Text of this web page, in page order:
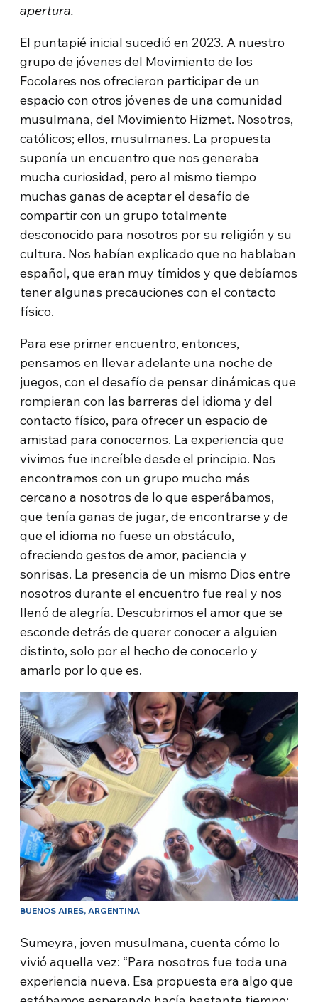
apertura.
El puntapié inicial sucedió en 2023. A nuestro
grupo de jóvenes del Movimiento de los
Focolares nos ofrecieron participar de un
espacio con otros jóvenes de una comunidad
musulmana, del Movimiento Hizmet. Nosotros,
católicos; ellos, musulmanes. La propuesta
suponía un encuentro que nos generaba
mucha curiosidad, pero al mismo tiempo
muchas ganas de aceptar el desafío de
compartir con un grupo totalmente
desconocido para nosotros por su religión y su
cultura. Nos habían explicado que no hablaban
español, que eran muy tímidos y que debíamos
tener algunas precauciones con el contacto
físico.
Para ese primer encuentro, entonces,
pensamos en llevar adelante una noche de
juegos, con el desafío de pensar dinámicas que
rompieran con las barreras del idioma y del
contacto físico, para ofrecer un espacio de
amistad para conocernos. La experiencia que
vivimos fue increíble desde el principio. Nos
encontramos con un grupo mucho más
cercano a nosotros de lo que esperábamos,
que tenía ganas de jugar, de encontrarse y de
que el idioma no fuese un obstáculo,
ofreciendo gestos de amor, paciencia y
sonrisas. La presencia de un mismo Dios entre
nosotros durante el encuentro fue real y nos
llenó de alegría. Descubrimos el amor que se
esconde detrás de querer conocer a alguien
distinto, solo por el hecho de conocerlo y
amarlo por lo que es.
BUENOS AIRES, ARGENTINA
Sumeyra, joven musulmana, cuenta cómo lo
vivió aquella vez: “Para nosotros fue toda una
experiencia nueva. Esa propuesta era algo que